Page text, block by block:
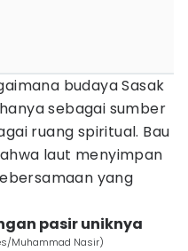
budaya Sasak
sebagai sumber
ruang spiritual. Bau
laut menyimpan
yang
pasir uniknya
Muhammad Nasir)